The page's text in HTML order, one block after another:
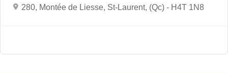
280, Montée de Liesse, St-Laurent, (Qc) - H4T 1N8